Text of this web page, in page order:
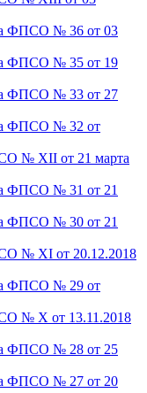
ФПСО № 36 от 03
ФПСО № 35 от 19
ФПСО № 33 от 27
ФПСО № 32 от
№ XII от 21 марта
ФПСО № 31 от 21
ФПСО № 30 от 21
№ XI от 20.12.2018
ФПСО № 29 от
№ X от 13.11.2018
ФПСО № 28 от 25
ФПСО № 27 от 20